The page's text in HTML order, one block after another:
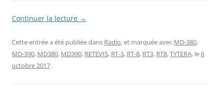
Continuer la lecture →
Cette entrée a été publiée dans Radio, et marquée avec MD-380,
MD-390, MD380, MD390, RETEVIS, RT-3, RT-8, RT3, RT8,TYTERA, le6
octobre 2017 .